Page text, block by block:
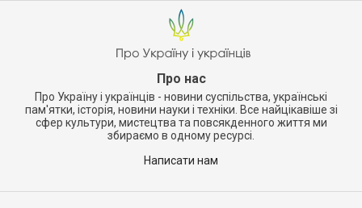
Про нас
Про Україну і українців - новини суспільства, українські
пам'ятки, історія, новини науки і техніки. Все найцікавіше зі
сфер культури, мистецтва та повсякденного життя ми
збираємо в одному ресурсі.
Написати нам